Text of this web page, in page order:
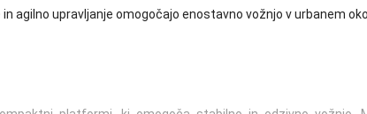
agilno upravljanje omogočajo enostavno vožnjo v urbanem